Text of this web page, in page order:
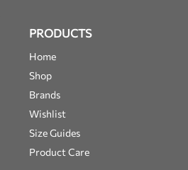
PRODUCTS
Home
Shop
Brands
Wishlist
Size Guides
Product Care